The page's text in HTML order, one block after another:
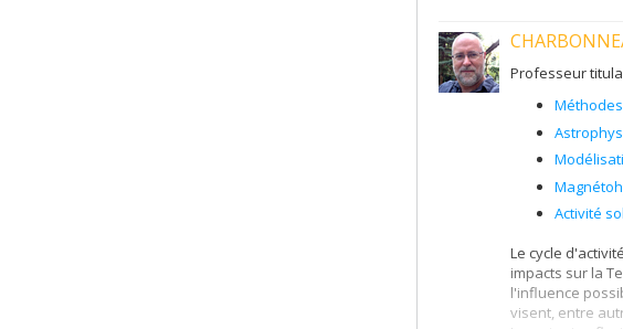
Professeur
Activité
Le cycle
impacts sur la
l'influence
visent, entre